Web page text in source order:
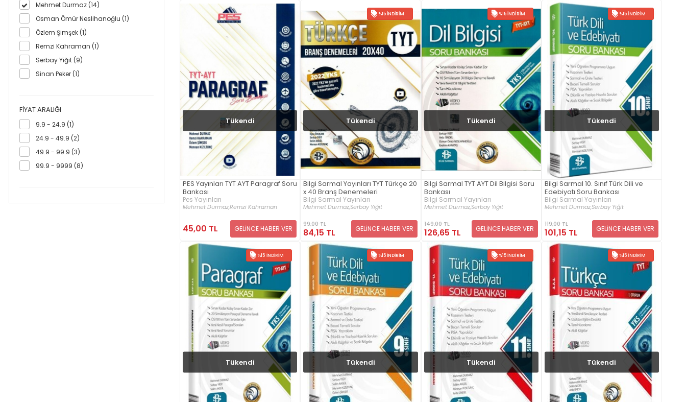
Mehmet Durmaz (14)
Osman Ömür Neslihanoğlu (1)
Özlem Şimşek (1)
Remzi Kahraman (1)
Serbay Yiğit (9)
Sinan Peker (1)
FIYAT ARALIĞI
9.9 - 24.9 (1)
24.9 - 49.9 (2)
49.9 - 99.9 (3)
99.9 - 9999 (8)
Tükendi
PES Yayınları TYT AYT Paragraf Soru
Bankası
Pes Yayınları
Mehmet Durmaz,Remzi Kahraman
45,00 TL GELİNCE HABER VER
%15 İNDIRIM
Tükendi
Bilgi Sarmal Yayınları TYT Türkçe 20
x 40 Branş Denemeleri
Bilgi Sarmal Yayınları
Mehmet Durmaz,Serbay Yiğit
99,00 TL
84,15 TL GELİNCE HABER VER
%15 İNDIRIM
Tükendi
Bilgi Sarmal TYT AYT Dil Bilgisi Soru
Bankası
Bilgi Sarmal Yayınları
Mehmet Durmaz,Serbay Yiğit
149,00 TL
126,65 TL GELİNCE HABER VER
%15 İNDIRIM
Tükendi
Bilgi Sarmal 10. Sınıf Türk Dili ve
Edebiyatı Soru Bankası
Bilgi Sarmal Yayınları
Mehmet Durmaz,Serbay Yiğit
119,00 TL
101,15 TL GELİNCE HABER VER
%15 İNDIRIM
Tükendi
%15 İNDIRIM
Tükendi
%15 İNDIRIM
Tükendi
%15 İNDIRIM
Tükendi